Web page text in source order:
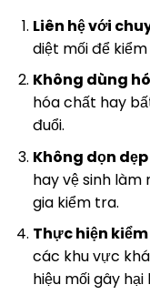
Liên hệ với
diệt mối để
Không dùng
hóa chất hay
đuổi.
Không dọn
hay vệ sinh
gia kiểm tra.
Thực hiện
các khu vực
hiệu mối gây hại